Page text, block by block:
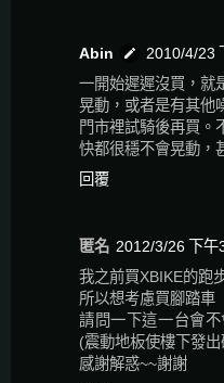
Abin
2010/4/23
一開始遲遲沒買，就
晃動，或者是有其他
門市裡試騎後再買。
快都很穩不會晃動，
回覆
匿名 2012/3/26 下午
我之前買XBIKE的跑
所以想考慮買腳踏車
請問一下這一台會
(震動地板使樓下發
感謝解惑~~謝謝